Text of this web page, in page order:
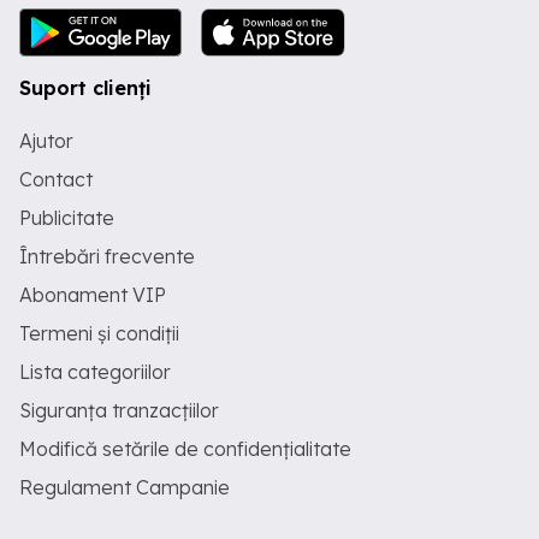
Suport clienți
Ajutor
Contact
Publicitate
Întrebări frecvente
Abonament VIP
Termeni și condiții
Lista categoriilor
Siguranța tranzacțiilor
Modifică setările de confidențialitate
Regulament Campanie